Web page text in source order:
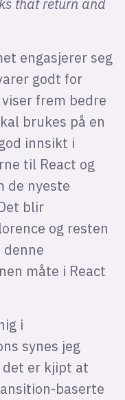
that return and
engasjerer seg
godt for
frem bedre
brukes på en
innsikt i
til React og
de nyeste
blir
og resten
denne
måte i React
i
synes jeg
det er kjipt at
baserte